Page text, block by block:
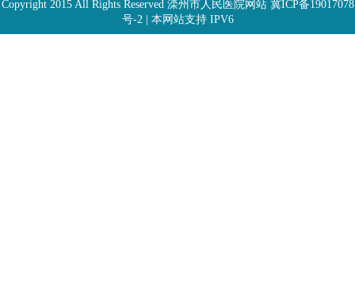
Copyright 2015 All Rights Reserved 滦州市人民医院网站 冀ICP备19017078
号-2 | 本网站支持 IPV6